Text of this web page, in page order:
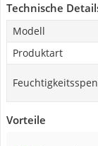
Technische
Modell
Produktart
Vorteile